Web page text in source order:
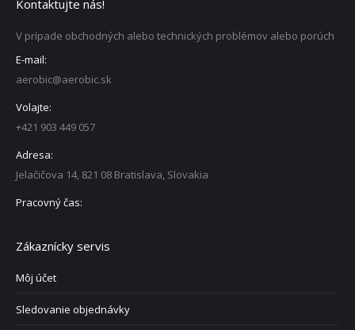
Kontaktujte nás!
V prípade obchodných alebo technických problémov alebo porúch
E-mail:
aerobic@aerobic.sk
Volajte:
+421 903 449 057
Adresa:
Jelačičova 14, 821 08 Bratislava, Slovakia
Pracovný čas:
Zákaznícky servis
Môj účet
Sledovanie objednávky